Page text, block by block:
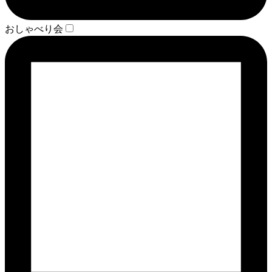
おしゃべり会